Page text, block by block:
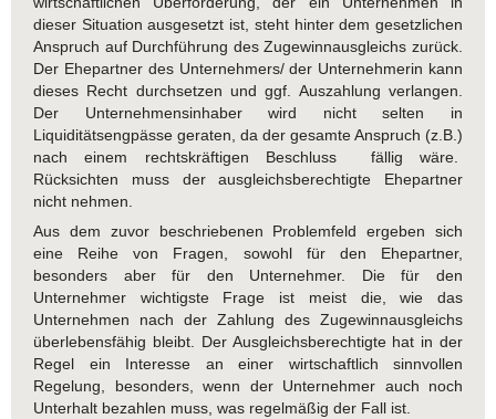
dieser Situation ausgesetzt ist, steht hinter dem gesetzlichen
Anspruch auf Durchführung des Zugewinnausgleichs zurück.
Der Ehepartner des Unternehmers/ der Unternehmerin kann
dieses Recht durchsetzen und ggf. Auszahlung verlangen.
Der Unternehmensinhaber wird nicht selten in
Liquiditätsengpässe geraten, da der gesamte Anspruch (z.B.)
nach einem rechtskräftigen Beschluss fällig wäre.
Rücksichten muss der ausgleichsberechtigte Ehepartner
nicht nehmen.
Aus dem zuvor beschriebenen Problemfeld ergeben sich
eine Reihe von Fragen, sowohl für den Ehepartner,
besonders aber für den Unternehmer. Die für den
Unternehmer wichtigste Frage ist meist die, wie das
Unternehmen nach der Zahlung des Zugewinnausgleichs
überlebensfähig bleibt. Der Ausgleichsberechtigte hat in der
Regel ein Interesse an einer wirtschaftlich sinnvollen
Regelung, besonders, wenn der Unternehmer auch noch
Unterhalt bezahlen muss, was regelmäßig der Fall ist.